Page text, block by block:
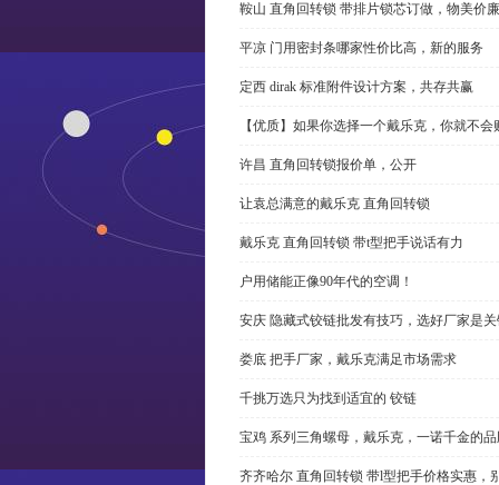
鞍山 直角回转锁 带排片锁芯订做，物美价廉
平凉 门用密封条哪家性价比高，新的服务
定西 dirak 标准附件设计方案，共存共赢
【优质】如果你选择一个戴乐克，你就不
许昌 直角回转锁报价单，公开
让袁总满意的戴乐克 直角回转锁
戴乐克 直角回转锁 带t型把手说话有力
户用储能正像90年代的空调！
安庆 隐藏式铰链批发有技巧，选好厂家是
娄底 把手厂家，戴乐克满足市场需求
千挑万选只为找到适宜的 铰链
宝鸡 系列三角螺母，戴乐克，一诺千金的
齐齐哈尔 直角回转锁 带l型把手价格实惠，